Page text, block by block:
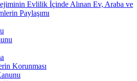
Evlilik İçinde Alınan Ev, Araba ve
Paylaşımı
Korunması